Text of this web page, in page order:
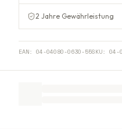
2 Jahre Gewährleistung
EAN: 04-04080-0630-55SKU: 04-